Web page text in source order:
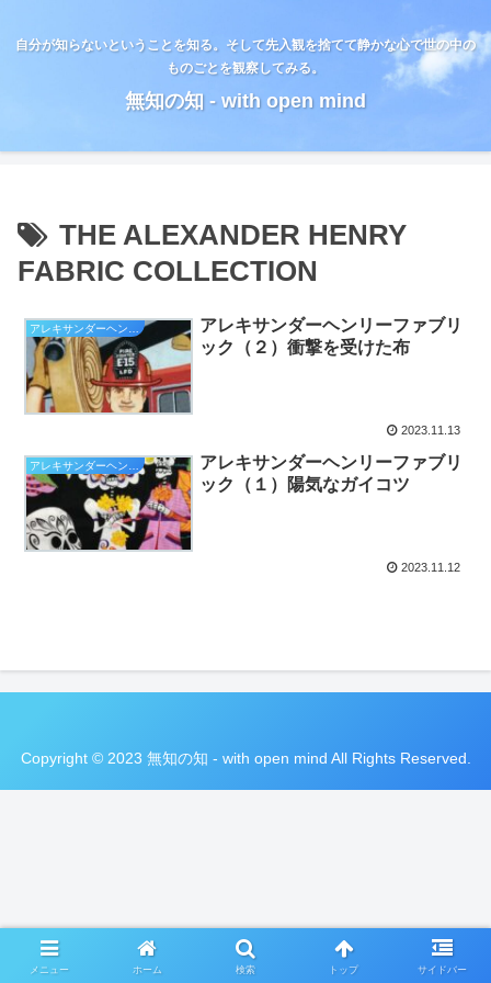
自分が知らないということを知る。そして先入観を捨てて静かな心で世の中の
ものごとを観察してみる。
無知の知 - with open mind
THE ALEXANDER HENRY
FABRIC COLLECTION
アレキサンダーヘンリーファブリ
ック（２）衝撃を受けた布
2023.11.13
アレキサンダーヘンリーファブリ
ック（１）陽気なガイコツ
2023.11.12
Copyright © 2023 無知の知 - with open mind All Rights Reserved.
メニュー ホーム 検索 トップ サイドバー